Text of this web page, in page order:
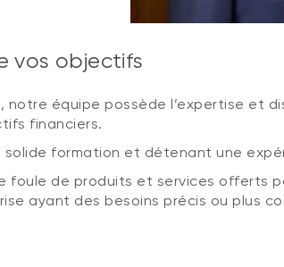
vos objectifs
équipe possède l’expertise et
financiers.
formation et détenant une
foule de produits et services offerts
ayant des besoins précis ou plus